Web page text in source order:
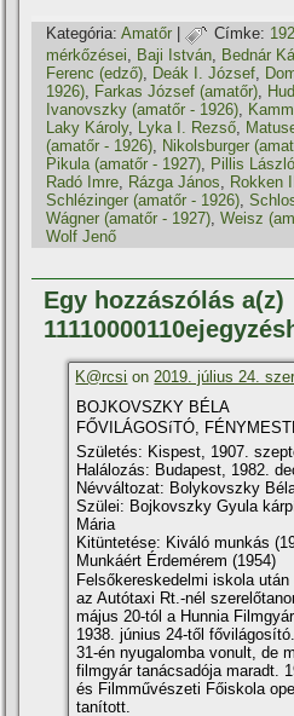
Kategória: Amatőr | Címke:
mérkőzései
Baji István Bednár
Ferenc (edző) Deák I. József
1926) Farkas József (amatőr)
Ivanovszky (amatőr - 1926)
Laky Károly, Lyka I. Rezső
(amatőr - 1926) Nikolsburger
Pikula (amatőr - 1927) Pillis László
Radó Imre Rázga János Rokken
Schlézinger (amatőr - 1926) ,
Wágner (amatőr - 1927) ,Weisz
Wolf Jenő
Egy hozzászólás a(z)
K@rcsi on 2019. július 24.
BOJKOVSZKY BÉLA
FŐVILÁGOSíTÓ,
Születés: Kispest, 1907.
Halálozás: Budapest, 1982.
Névváltozat: Bolykovszky
Szülei: Bojkovszky Gyula
Mária
Kitüntetése: Kiváló munkás
Munkáért Érdemérem (1954)
Felsőkereskedelmi iskola
az Autótaxi Rt.-nél
május 20-tól a Hunnia
1938. június 24-től
31-én nyugalomba vonult, de
filmgyár tanácsadója maradt.
és Filmművészeti Főiskola
taní­tott.